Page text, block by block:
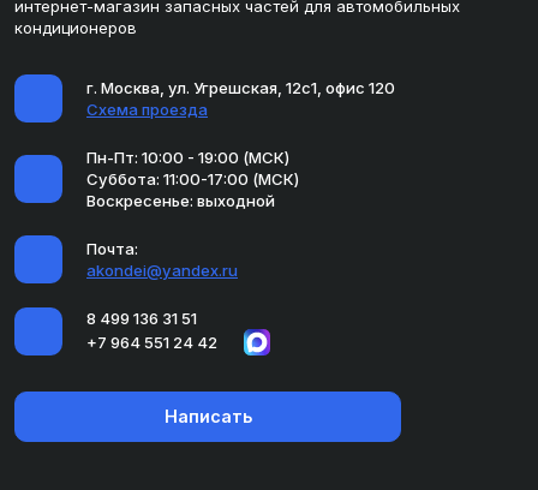
интернет-магазин запасных частей для автомобильных
кондиционеров
г. Москва, ул. Угрешская, 12с1, офис 120
Схема проезда
Пн-Пт: 10:00 - 19:00 (МСК)
Суббота: 11:00-17:00 (МСК)
Воскресенье: выходной
Почта:
akondei@yandex.ru
8 499 136 31 51
+7 964 551 24 42
Написать